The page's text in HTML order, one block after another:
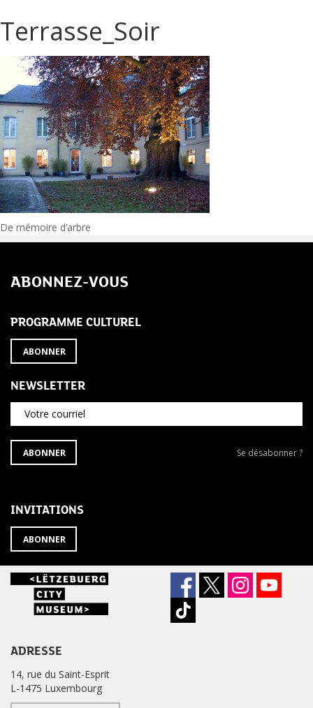
Terrasse_Soir
Navigation
l’article
De mémoire d’arbre
ABONNEZ-VOUS
PROGRAMME CULTUREL
ABONNER
NEWSLETTER
Votre courriel
S'ABONNER
À
ABONNER
Se
Se désabonner ?
INVITATIONS
ABONNER
ADRESSE
14, rue du Saint-Esprit
L-1475 Luxembourg